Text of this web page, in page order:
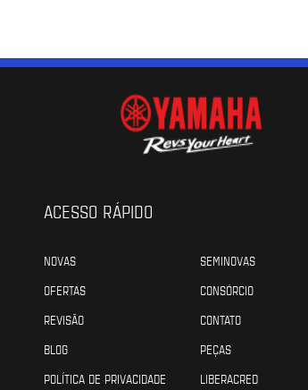
ACESSO RÁPIDO
NOVAS
SEMINOVAS
OFERTAS
CONSÓRCIO
REVISÃO
CONTATO
BLOG
PEÇAS
POLÍTICA DE PRIVACIDADE
LIBERACRED